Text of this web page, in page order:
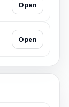
Open
Open